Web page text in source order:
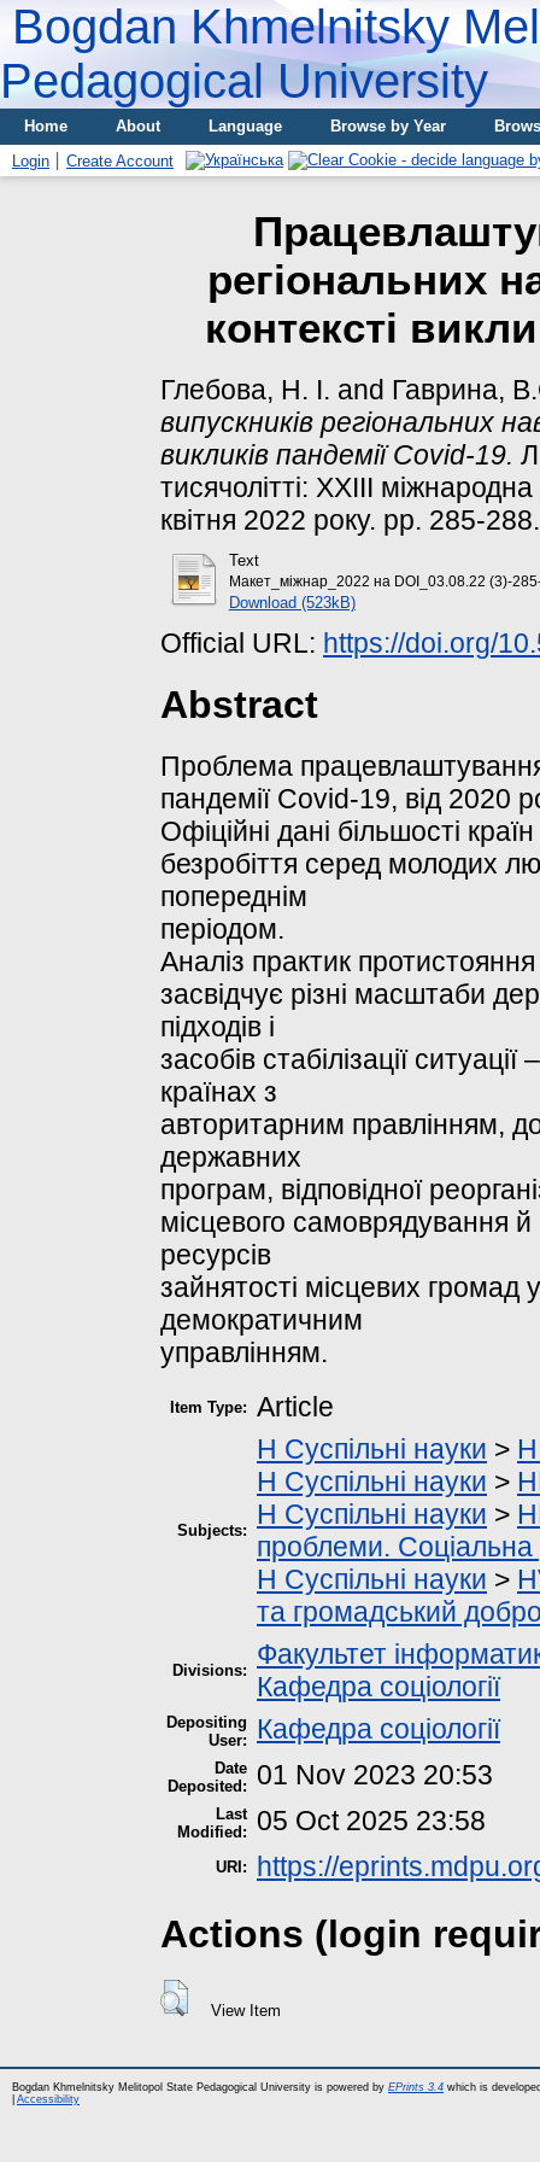
Bogdan Khmelnitsky
Pedagogical University
Home About Language Browse by Year
Login
Create Account
регіональних
контексті
Глебова, Н. І. and Гаврина,
випускників регіональних
викликів пандемії Сovid-19.
тисячолітті: ХХІІІ
квітня 2022 року. pp. 285-288.
Text
Макет_міжнар_2022 на DOI_03.08.22 (3)-
Download (523kB)
Official URL: https://doi.org/
Abstract
Проблема
пандемії Сovid-19, від 2020
Офіційні дані більшості
безробіття серед молодих
попереднім
періодом.
Аналіз практик
засвідчує різні масштаби
підходів і
засобів стабілізації
країнах з
авторитарним правлінням,
державних
програм, відповідної
місцевого самоврядування
ресурсів
зайнятості місцевих громад
демократичним
управлінням.
Item Type: Article
Subjects:
H Суспільні науки >
H Суспільні науки >
H Суспільні науки >
проблеми.
H Суспільні науки >
та громадський
Divisions:
Факультет
Кафедра соціології
Depositing
User:
Кафедра соціології
Date
Deposited:
01 Nov 2023 20:53
Last
Modified:
05 Oct 2025 23:58
URI: https://
Actions (login
View Item
Bogdan Khmelnitsky Melitopol State Pedagogical University is powered by EPrints 3.4 which is
Accessibility